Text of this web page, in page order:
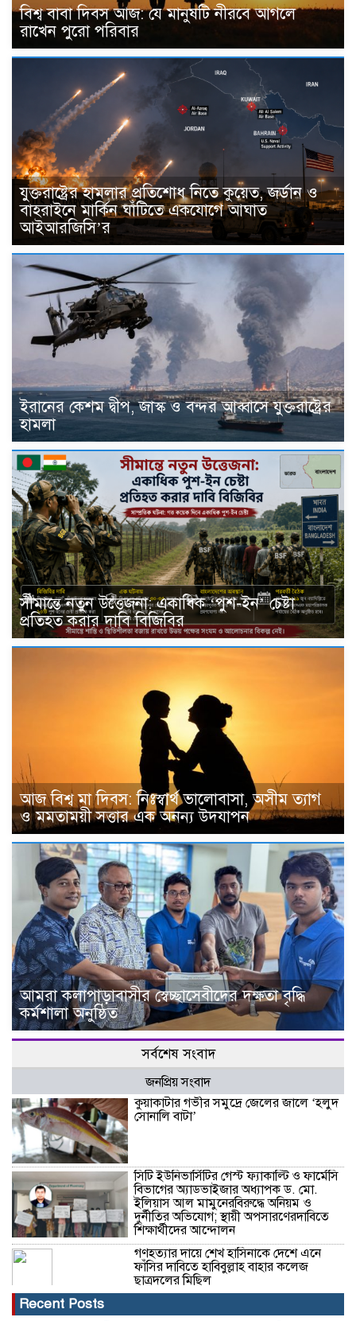
বিশ্ব বাবা দিবস আজ: যে মানুষটি নীরবে আগলে
রাখেন পুরো পরিবার
যুক্তরাষ্ট্রের হামলার প্রতিশোধ নিতে কুয়েত, জর্ডান ও
বাহরাইনে মার্কিন ঘাঁটিতে একযোগে আঘাত
আইআরজিসি’র
ইরানের কেশম দ্বীপ, জাস্ক ও বন্দর আব্বাসে যুক্তরাষ্ট্রের
হামলা
সীমান্তে নতুন উত্তেজনা: একাধিক ‘পুশ-ইন’ চেষ্টা
প্রতিহত করার দাবি বিজিবির
আজ বিশ্ব মা দিবস: নিঃস্বার্থ ভালোবাসা, অসীম ত্যাগ
ও মমতাময়ী সত্তার এক অনন্য উদযাপন
আমরা কলাপাড়াবাসীর স্বেচ্ছাসেবীদের দক্ষতা বৃদ্ধি
কর্মশালা অনুষ্ঠিত
সর্বশেষ সংবাদ
জনপ্রিয় সংবাদ
কুয়াকাটার গভীর সমুদ্রে জেলের জালে ‘হলুদ
সোনালি বাটা’
সিটি ইউনিভার্সিটির গেস্ট ফ্যাকাল্টি ও ফার্মেসি
বিভাগের অ্যাডভাইজার অধ্যাপক ড. মো.
ইলিয়াস আল মামুনেরবিরুদ্ধে অনিয়ম ও
দুর্নীতির অভিযোগ; স্থায়ী অপসারণেরদাবিতে
শিক্ষার্থীদের আন্দোলন
গণহত্যার দায়ে শেখ হাসিনাকে দেশে এনে
ফাঁসির দাবিতে হাবিবুল্লাহ বাহার কলেজ
ছাত্রদলের মিছিল
Recent Posts